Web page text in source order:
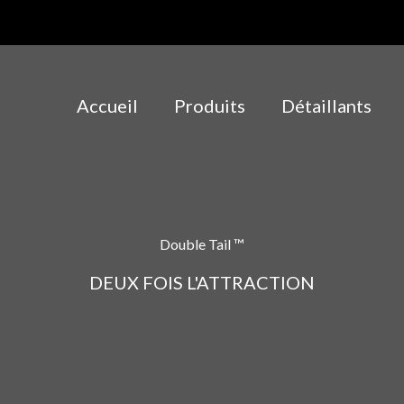
Accueil Produits Détaillants
Double Tail ™
DEUX FOIS L'ATTRACTION